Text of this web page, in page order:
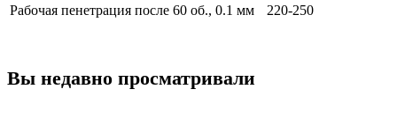
Рабочая пенетрация после 60 об., 0.1 мм
220-250
Вы недавно просматривали